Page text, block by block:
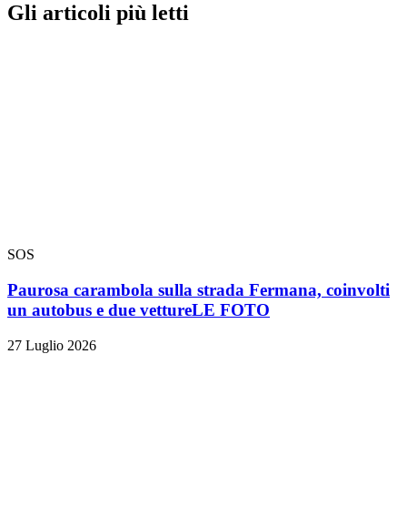
Gli articoli più letti
SOS
Paurosa carambola sulla strada Fermana, coinvolti
un autobus e due vettureLE FOTO
27 Luglio 2026